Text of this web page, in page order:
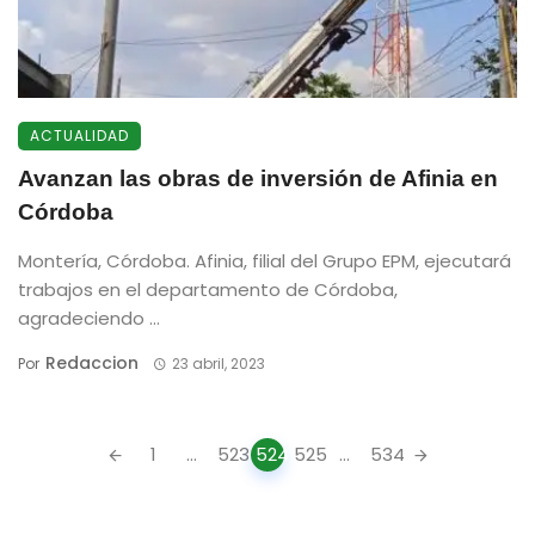
ACTUALIDAD
Avanzan las obras de inversión de Afinia en
Córdoba
Montería, Córdoba. Afinia, filial del Grupo EPM, ejecutará
trabajos en el departamento de Córdoba,
agradeciendo ...
Por Redaccion 23 abril, 2023
1 ... 523 524 525 ... 534